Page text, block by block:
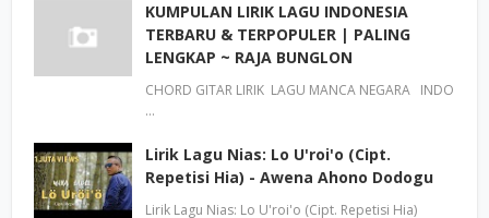
KUMPULAN LIRIK LAGU INDONESIA
TERBARU & TERPOPULER | PALING
LENGKAP ~ RAJA BUNGLON
CHORD GITAR LIRIK LAGU MANCA NEGARA INDO
…
Lirik Lagu Nias: Lo U'roi'o (Cipt.
Repetisi Hia) - Awena Ahono Dodogu
Lirik Lagu Nias: Lo U'roi'o (Cipt. Repetisi Hia)